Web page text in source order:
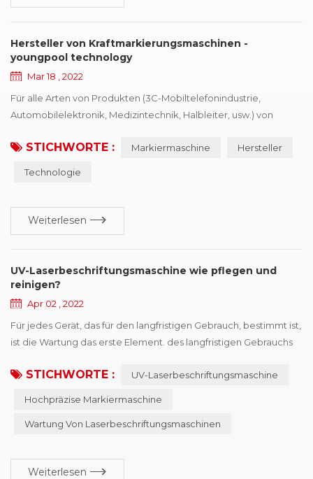
Hersteller von Kraftmarkierungsmaschinen -
youngpool technology
Mar 18 , 2022
Für alle Arten von Produkten (3C-Mobiltelefonindustrie,
Automobilelektronik, Medizintechnik, Halbleiter, usw.) von
Identifikationsgerätetreiber kaufen, Der erste Punkt ist die
besteht darin, die Wettbewerbsfähigkeit von Produkten zu
würden...
STICHWORTE : Markiermaschine Hersteller
Technologie
Weiterlesen
UV-Laserbeschriftungsmaschine wie pflegen und
reinigen?
Apr 02 , 2022
Für jedes Gerät, das für den langfristigen Gebrauch, bestimmt ist,
ist die Wartung das erste Element. des langfristigen Gebrauchs
störanfällig. daher, sollten regelmäßige Wartungen und
Markiergenauigkeit der Markiermaschine und verlängern die
Lebensdauer der Maschine. UV-Laserbeschr...
STICHWORTE : UV-Laserbeschriftungsmaschine
Hochpräzise Markiermaschine
Wartung Von Laserbeschriftungsmaschinen
Weiterlesen